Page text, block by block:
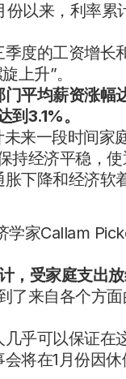
份以来，利率累
度的工资增长
上升”。
平均薪资涨幅
到3.1%。
来一段时间家
持经济平稳，
下降和经济软
学家Callam
，受家庭支出
了来自各个方
乎可以保证在
将在1月份因休